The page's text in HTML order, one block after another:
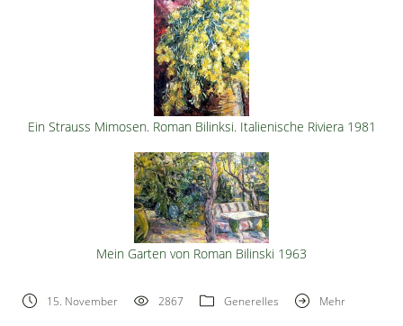
Ein Strauss Mimosen. Roman Bilinksi. Italienische Riviera 1981
Mein Garten von Roman Bilinski 1963
15. November 2867 Generelles Mehr